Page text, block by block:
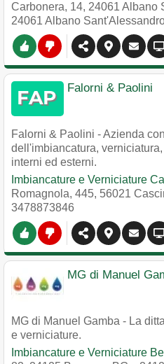
Carbonera, 14, 24061 Albano
24061 Albano
Falorni & Paolini
Falorni & Paolini - Azienda
dell'imbiancatura,
interni ed esterni.
Imbiancature e Verniciature
Romagnola, 445, 56021
3478873846
MG di Manuel
MG di Manuel Gamba - La
e verniciature.
Imbiancature e Verniciature